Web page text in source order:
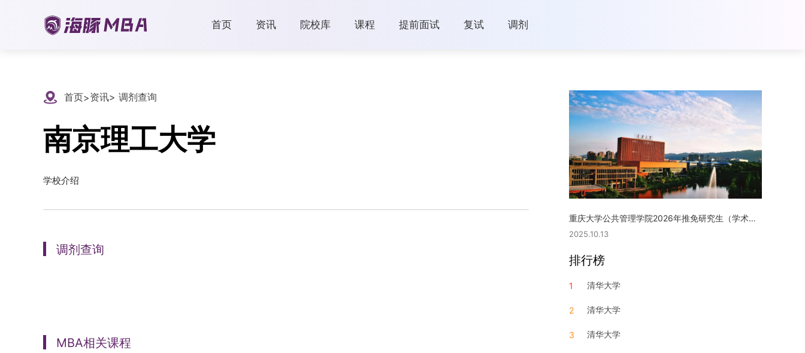
首页 资讯 院校库 课程 提前面试 复试 调剂
首页>资讯> 调剂查询
南京理工大学
学校介绍
调剂查询
MBA相关课程
重庆大学公共管理学院2026年推免研究生（学术型硕士）复试实施细则
2025.10.13
排行榜
1 清华大学
2 清华大学
3 清华大学